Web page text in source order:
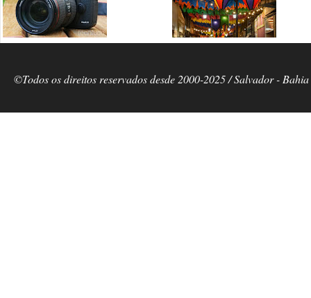
©Todos os direitos reservados desde 2000-2025 / Salvador -